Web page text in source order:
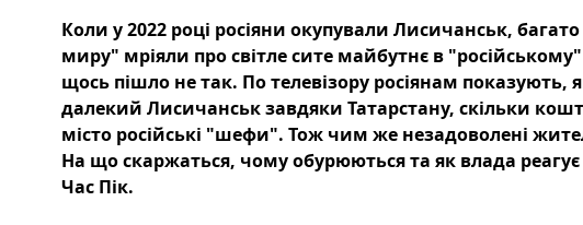
Коли у 2022 році росіяни окупували Лисичанськ,
миру" мріяли про світле сите майбутнє в
щось пішло не так. По телевізору росіянам показують,
далекий Лисичанськ завдяки Татарстану, скільки
місто російські "шефи". Тож чим же незадоволені
На що скаржаться, чому обурюються та як влада реагує
Час Пік.